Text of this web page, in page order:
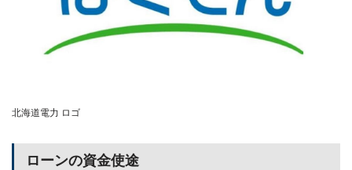
北海道電力 ロゴ
ローンの資金使途